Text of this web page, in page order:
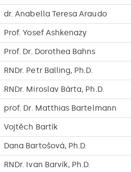
dr. Anabella Teresa Araudo
Prof. Yosef Ashkenazy
Prof. Dr. Dorothea Bahns
RNDr. Petr Balling, Ph.D.
RNDr. Miroslav Bárta, Ph.D.
prof. Dr. Matthias Bartelmann
Vojtěch Bartík
Dana Bartošová, Ph.D.
RNDr. Ivan Barvík, Ph.D.